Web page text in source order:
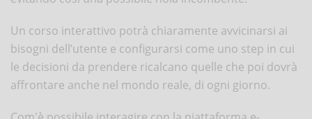
Un corso interattivo potrà chiaramente avvicinarsi ai
bisogni dell’utente e configurarsi come uno step in cui
le decisioni da prendere ricalcano quelle che poi dovrà
affrontare anche nel mondo reale, di ogni giorno.